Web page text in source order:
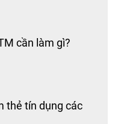
cần làm gì?
thẻ tín dụng các